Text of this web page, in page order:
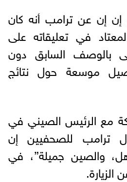
إن عن ترامب أنه كان
في تعليقاته على
بالوصف السابق دون
موسعة حول نتائج
مع الرئيس الصيني في
ترامب للصحفيين إن
والصين جميلة”، في
الزيارة.